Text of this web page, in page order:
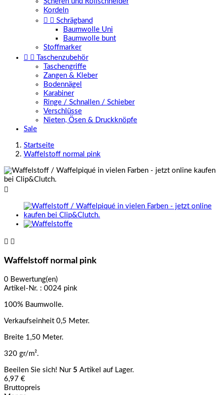
Kordeln
  Schrägband
Baumwolle Uni
Baumwolle bunt
Stoffmarker
 
Taschenzubehör
Taschengriffe
Zangen & Kleber
Bodennägel
Karabiner
Ringe / Schnallen / Schieber
Verschlüsse
Nieten, Ösen & Druckknöpfe
Sale
Startseite
Waffelstoff normal pink

 
Waffelstoff normal pink
0 Bewertung(en)
Artikel-Nr. : 0024 pink
100% Baumwolle.
Verkaufseinheit 0,5 Meter.
Breite 1,50 Meter.
320 gr/m².
Beeilen Sie sich! Nur 5 Artikel auf Lager.
6,97 €
Bruttopreis